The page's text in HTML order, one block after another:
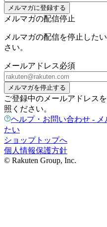
メルマガに登録する
メルマガの配信停止
メルマガの配信を停止した
さい。
メールアドレス必須
メルマガを停止する
ご登録中のメールアドレス
照ください。
ヘルプ・お問い合わせ -
たい
ショップトップへ
個人情報保護方針
© Rakuten Group, Inc.